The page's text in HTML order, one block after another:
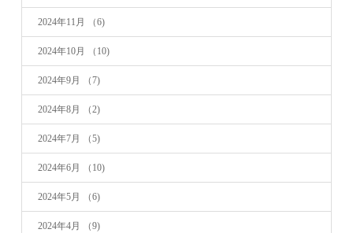
2024年11月 （6)
2024年10月 （10)
2024年9月 （7)
2024年8月 （2)
2024年7月 （5)
2024年6月 （10)
2024年5月 （6)
2024年4月 （9)